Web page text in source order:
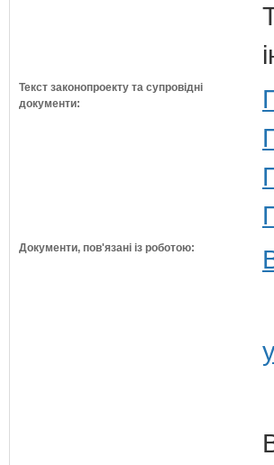
Текст законопроекту та супровідні
документи:
Документи, пов'язані із роботою: